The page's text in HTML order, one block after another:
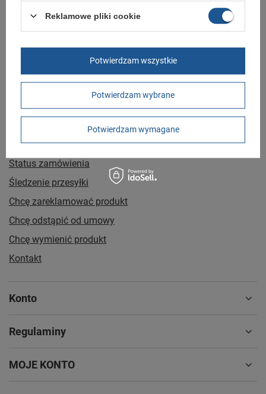
W sklepie prezentujemy ceny brutto (z VAT).
Stawki VAT dla konsumentów z kraju:
Zamówienia
Status zamówienia
Śledzenie przesyłki
Chcę zareklamować produkt
Chcę odstąpić od umowy
Chcę wymienić produkt
Kontakt
Konto
Regulaminy
MOJE KONTO
Reklamowe pliki cookie
Potwierdzam wybrane
Potwierdzam wymagane
Potwierdzam wszystkie